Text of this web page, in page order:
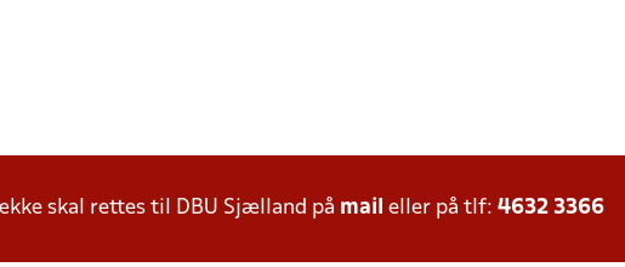
skal rettes til DBU Sjælland på mail eller på tlf: 4632 3366